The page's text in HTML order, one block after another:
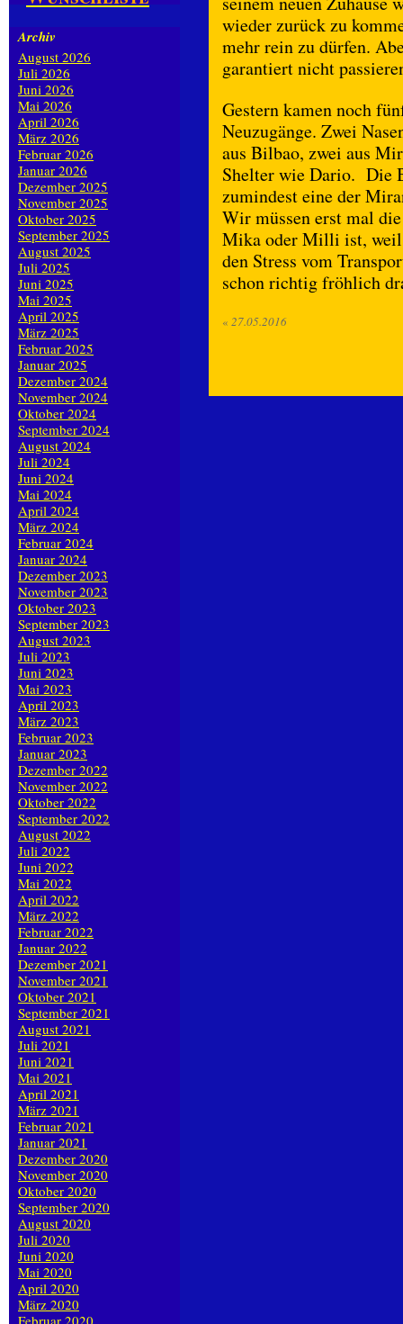
wieder zurück zu
mehr rein zu dürfen.
garantiert nicht
Gestern kamen noch
Neuzugänge. Zwei
aus Bilbao, zwei aus
Shelter wie Dario. Die
zumindest eine der
Wir müssen erst mal
Mika oder Milli ist, weil
den Stress vom
schon richtig fröhlich
« 27.05.2016
Archiv
August 2026
Juli 2026
Juni 2026
Mai 2026
April 2026
März 2026
Februar 2026
Januar 2026
Dezember 2025
November 2025
Oktober 2025
September 2025
August 2025
Juli 2025
Juni 2025
Mai 2025
April 2025
März 2025
Februar 2025
Januar 2025
Dezember 2024
November 2024
Oktober 2024
September 2024
August 2024
Juli 2024
Juni 2024
Mai 2024
April 2024
März 2024
Februar 2024
Januar 2024
Dezember 2023
November 2023
Oktober 2023
September 2023
August 2023
Juli 2023
Juni 2023
Mai 2023
April 2023
März 2023
Februar 2023
Januar 2023
Dezember 2022
November 2022
Oktober 2022
September 2022
August 2022
Juli 2022
Juni 2022
Mai 2022
April 2022
März 2022
Februar 2022
Januar 2022
Dezember 2021
November 2021
Oktober 2021
September 2021
August 2021
Juli 2021
Juni 2021
Mai 2021
April 2021
März 2021
Februar 2021
Januar 2021
Dezember 2020
November 2020
Oktober 2020
September 2020
August 2020
Juli 2020
Juni 2020
Mai 2020
April 2020
März 2020
Februar 2020